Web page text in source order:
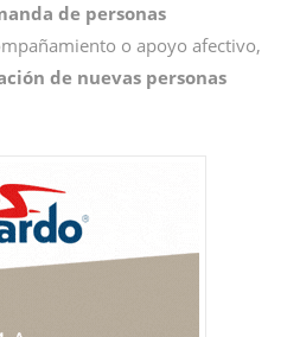
de personas
o apoyo afectivo,
de nuevas personas